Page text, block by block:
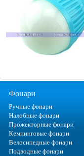
Фонари
Ручные фонари
Налобные фонари
Прожекторные фонари
Кемпинговые фонари
Велосипедные фонари
Подводные фонари